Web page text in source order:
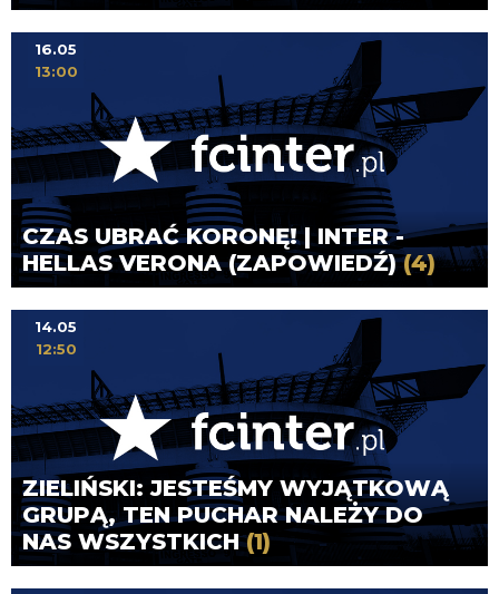
CZAS UBRAĆ KORONĘ! | INTER -
HELLAS VERONA (ZAPOWIEDŹ)(4)
16.05
13:00
ZIELIŃSKI: JESTEŚMY WYJĄTKOWĄ
GRUPĄ, TEN PUCHAR NALEŻY DO
NAS WSZYSTKICH(1)
14.05
12:50